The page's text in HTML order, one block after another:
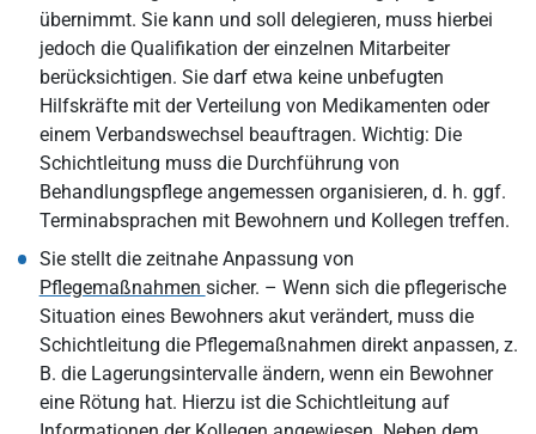
übernimmt. Sie kann und soll delegieren, muss hierbei
jedoch die Qualifikation der einzelnen Mitarbeiter
berücksichtigen. Sie darf etwa keine unbefugten
Hilfskräfte mit der Verteilung von Medikamenten oder
einem Verbandswechsel beauftragen. Wichtig: Die
Schichtleitung muss die Durchführung von
Behandlungspflege angemessen organisieren, d. h. ggf.
Terminabsprachen mit Bewohnern und Kollegen treffen.
Sie stellt die zeitnahe Anpassung von
Pflegemaßnahmen sicher. – Wenn sich die pflegerische
Situation eines Bewohners akut verändert, muss die
Schichtleitung die Pflegemaßnahmen direkt anpassen, z.
B. die Lagerungsintervalle ändern, wenn ein Bewohner
eine Rötung hat. Hierzu ist die Schichtleitung auf